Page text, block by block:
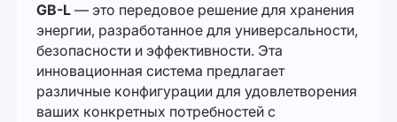
GB-L — это передовое решение для хранения
энергии, разработанное для универсальности,
безопасности и эффективности. Эта
инновационная система предлагает
различные конфигурации для удовлетворения
ваших конкретных потребностей с